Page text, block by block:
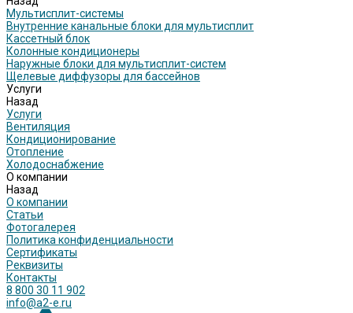
Мультисплит-системы
Внутренние канальные блоки для мультисплит
Кассетный блок
Колонные кондиционеры
Наружные блоки для мультисплит-систем
Щелевые диффузоры для бассейнов
Услуги
Назад
Услуги
Вентиляция
Кондиционирование
Отопление
Холодоснабжение
О компании
Назад
О компании
Статьи
Фотогалерея
Политика конфиденциальности
Сертификаты
Реквизиты
Контакты
8 800 30 11 902
info@a2-e.ru